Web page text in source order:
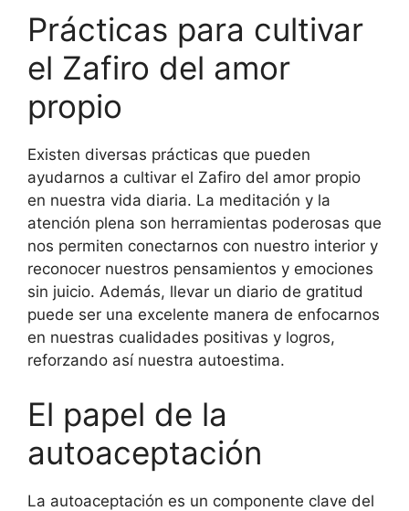
Prácticas para cultivar
el Zafiro del amor
propio
Existen diversas prácticas que pueden
ayudarnos a cultivar el Zafiro del amor propio
en nuestra vida diaria. La meditación y la
atención plena son herramientas poderosas que
nos permiten conectarnos con nuestro interior y
reconocer nuestros pensamientos y emociones
sin juicio. Además, llevar un diario de gratitud
puede ser una excelente manera de enfocarnos
en nuestras cualidades positivas y logros,
reforzando así nuestra autoestima.
El papel de la
autoaceptación
La autoaceptación es un componente clave del